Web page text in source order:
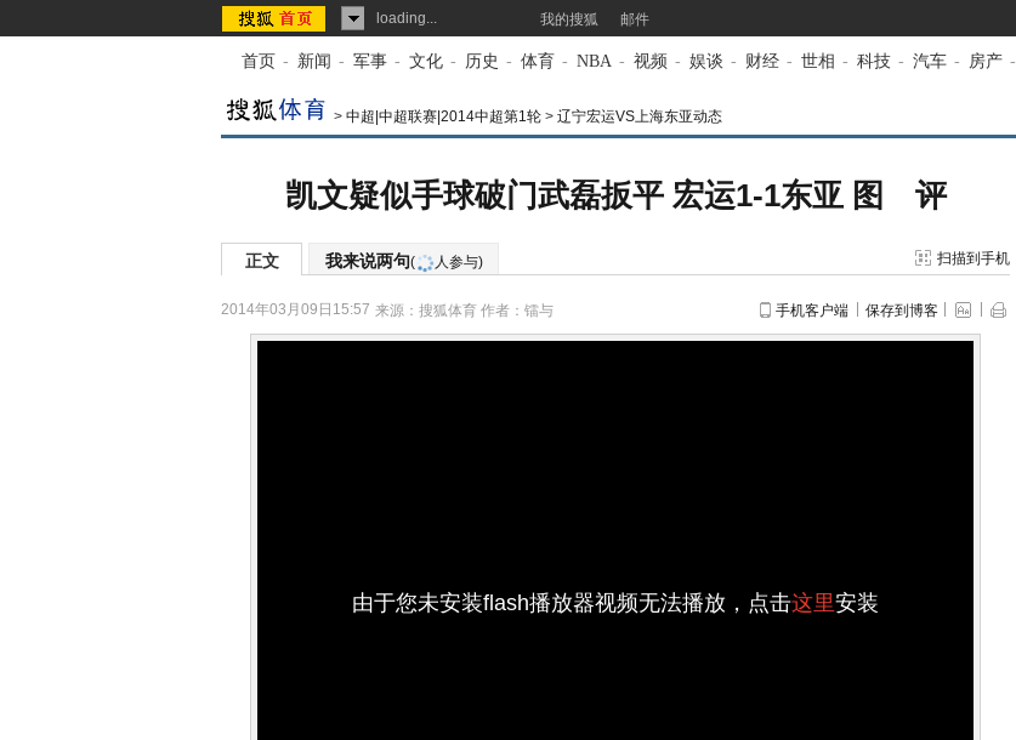
loading... 我的搜狐 邮件
首页 - 新闻 - 军事 - 文化 - 历史 - 体育 - NBA - 视频 - 娱谈 - 财经 - 世相 - 科技 - 汽车 - 房产 -
> 中超|中超联赛|2014中超第1轮 > 辽宁宏运VS上海东亚动态
凯文疑似手球破门武磊扳平 宏运1-1东亚 图 评
正文 我来说两句( 人参与) 扫描到手机
2014年03月09日15:57 来源： 搜狐体育 作者：镭与 手机客户端 保存到博客
由于您未安装flash播放器视频无法播放，点击这里安装